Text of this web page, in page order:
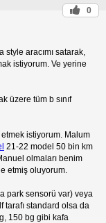
0
aracımı satarak,
istiyorum. Ve yerine
üzere tüm b sınıf
istiyorum. Malum
21-22 model 50 bin km
olmaları benim
etmiş oluyorum.
park sensorü var) veya
tarafı standard olsa da
150 bg gibi kafa